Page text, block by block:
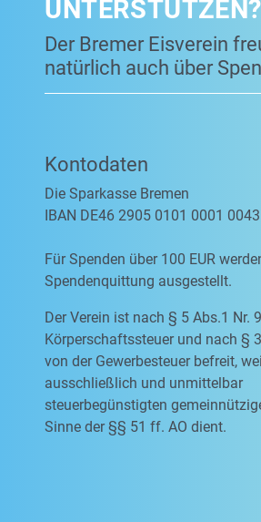
UNTERSTÜTZEN?
Der Bremer Eisverein
natürlich auch über
Kontodaten
Die Sparkasse Bremen
IBAN DE46 2905 0101 0001
Für Spenden über 100 EUR
Spendenquittung ausgestellt.
Der Verein ist nach § 5 Abs.1 Nr.
Körperschaftssteuer und nach §
von der Gewerbesteuer befreit,
ausschließlich und unmittelbar
steuerbegünstigten
Sinne der §§ 51 ff. AO dient.